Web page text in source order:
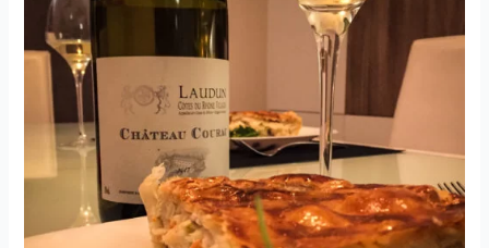
d’Enfer
Domaine
Petite
2018